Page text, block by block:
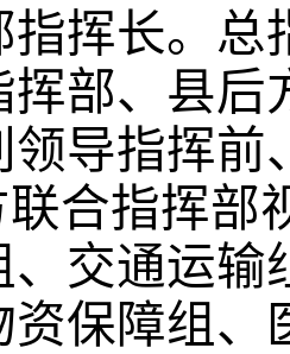
指挥长。总
挥部、县后
领导指挥前
合指挥部
、交通运输
资保障组、